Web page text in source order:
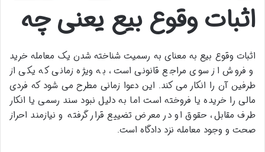
اثبات وقوع بیع یعنی چه
اثبات وقوع بیع به معنای به رسمیت شناخته شدن یک معامله خرید
و فروش از سوی مراجع قانونی است، به ویژه زمانی که یکی از
طرفین آن را انکار می کند. این دعوا زمانی مطرح می شود که فردی
مالی را خریده یا فروخته است اما به دلیل نبود سند رسمی یا انکار
طرف مقابل، حقوق او در معرض تضییع قرار گرفته و نیازمند احراز
صحت و وجود معامله نزد دادگاه است.